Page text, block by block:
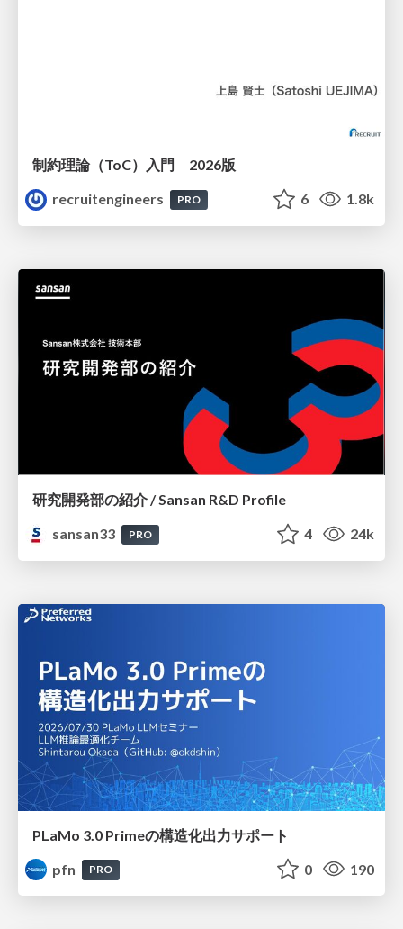
制約理論（ToC）入門 2026版
recruitengineers
PRO 6 1.8k
研究開発部の紹介 / Sansan R&D Profile
sansan33
PRO 4 24k
PLaMo 3.0 Primeの構造化出力サポート
pfn
PRO 0 190